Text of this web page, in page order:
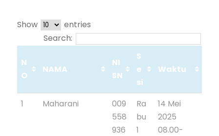
Show
entries
Search:
N
O
NAMA
NI
SN
S
e
si
Waktu
1 Maharani
009
558
936
Ra
bu
1
14 Mei
2025
08.00-